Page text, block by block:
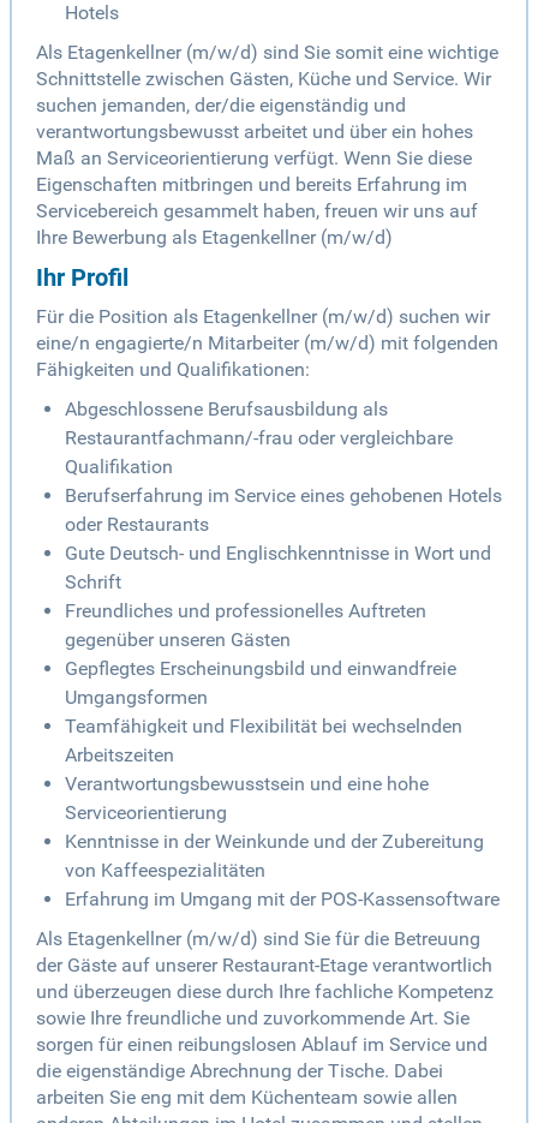
Hotels
Als Etagenkellner (m/w/d) sind Sie somit eine wichtige
Schnittstelle zwischen Gästen, Küche und Service. Wir
suchen jemanden, der/die eigenständig und
verantwortungsbewusst arbeitet und über ein hohes
Maß an Serviceorientierung verfügt. Wenn Sie diese
Eigenschaften mitbringen und bereits Erfahrung im
Servicebereich gesammelt haben, freuen wir uns auf
Ihre Bewerbung als Etagenkellner (m/w/d)
Ihr Profil
Für die Position als Etagenkellner (m/w/d) suchen wir
eine/n engagierte/n Mitarbeiter (m/w/d) mit folgenden
Fähigkeiten und Qualifikationen:
Abgeschlossene Berufsausbildung als
Restaurantfachmann/-frau oder vergleichbare
Qualifikation
Berufserfahrung im Service eines gehobenen Hotels
oder Restaurants
Gute Deutsch- und Englischkenntnisse in Wort und
Schrift
Freundliches und professionelles Auftreten
gegenüber unseren Gästen
Gepflegtes Erscheinungsbild und einwandfreie
Umgangsformen
Teamfähigkeit und Flexibilität bei wechselnden
Arbeitszeiten
Verantwortungsbewusstsein und eine hohe
Serviceorientierung
Kenntnisse in der Weinkunde und der Zubereitung
von Kaffeespezialitäten
Erfahrung im Umgang mit der POS-Kassensoftware
Als Etagenkellner (m/w/d) sind Sie für die Betreuung
der Gäste auf unserer Restaurant-Etage verantwortlich
und überzeugen diese durch Ihre fachliche Kompetenz
sowie Ihre freundliche und zuvorkommende Art. Sie
sorgen für einen reibungslosen Ablauf im Service und
die eigenständige Abrechnung der Tische. Dabei
arbeiten Sie eng mit dem Küchenteam sowie allen